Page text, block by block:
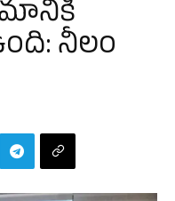
నీలం